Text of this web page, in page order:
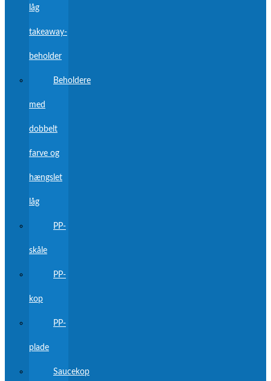
låg
takeaway-
beholder
Beholdere
med
dobbelt
farve og
hængslet
låg
PP-
skåle
PP-
kop
PP-
plade
Saucekop